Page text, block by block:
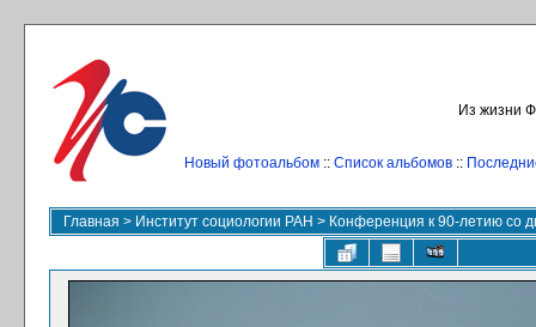
Из жизни
Новый фотоальбом:: Список альбомов::
Главная > Институт социологии РАН > Конференция к 90-летию со